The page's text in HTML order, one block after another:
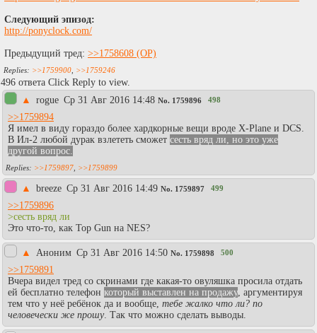
Следующий эпизод:
http://ponyclock.com/
Предыдущий тред: >>1758608
>>1759900 >>1759246
496 ответа Click Reply to view.
▲
rogue Ср 31 Авг 2016 14:48 No. 1759896 498
>>1759894
Я имел в виду гораздо более хардкорные вещи вроде X-Plane и DCS.
В Ил-2 любой дурак взлететь сможет сесть вряд ли, но это уже
другой вопрос.
>>1759897 >>1759899
▲ breeze Ср 31 Авг 2016 14:49 No. 1759897 499
>>1759896
>сесть вряд ли
Это что-то, как Top Gun на NES?
▲ Аноним Ср 31 Авг 2016 14:50 No. 1759898 500
>>1759891
Вчера видел тред со скринами где какая-то овуляшка просила отдать
ей бесплатно телефон который выставлен на продажу , аргументируя
тем что у неё ребёнок да и вообще, тебе жалко что ли? по
человечески же прошу. Так что можно сделать выводы.